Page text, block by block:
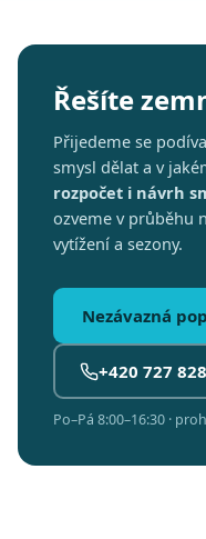
Řešíte
Přijedeme se
smysl dělat a v
rozpočet i návrh
ozveme v průběhu
vytížení a sezony.
Nezávazná
+420 727
Po–Pá 8:00–16:30 ·